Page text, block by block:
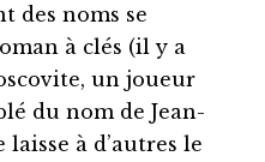
des noms se
à clés (il y a
un joueur
du nom de Jean-
à d’autres le